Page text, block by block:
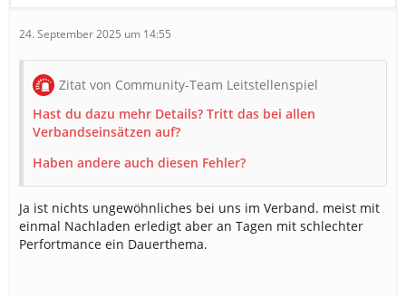
24. September 2025 um 14:55
Zitat von Community-Team Leitstellenspiel
Hast du dazu mehr Details? Tritt das bei allen
Verbandseinsätzen auf?
Haben andere auch diesen Fehler?
Ja ist nichts ungewöhnliches bei uns im Verband. meist mit
einmal Nachladen erledigt aber an Tagen mit schlechter
Perfortmance ein Dauerthema.